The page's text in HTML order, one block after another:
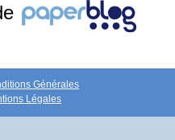
Générales
Légales